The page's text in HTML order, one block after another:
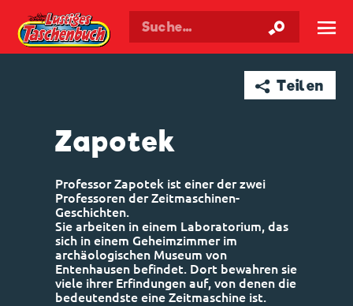
Walt Disneys Taschenbuch ☰
➦ Teilen
Zapotek
Professor Zapotek ist einer der zwei
Professoren der Zeitmaschinen-
Geschichten.
Sie arbeiten in einem Laboratorium, das
sich in einem Geheimzimmer im
archäologischen Museum von
Entenhausen befindet. Dort bewahren sie
viele ihrer Erfindungen auf, von denen die
bedeutendste eine Zeitmaschine ist.